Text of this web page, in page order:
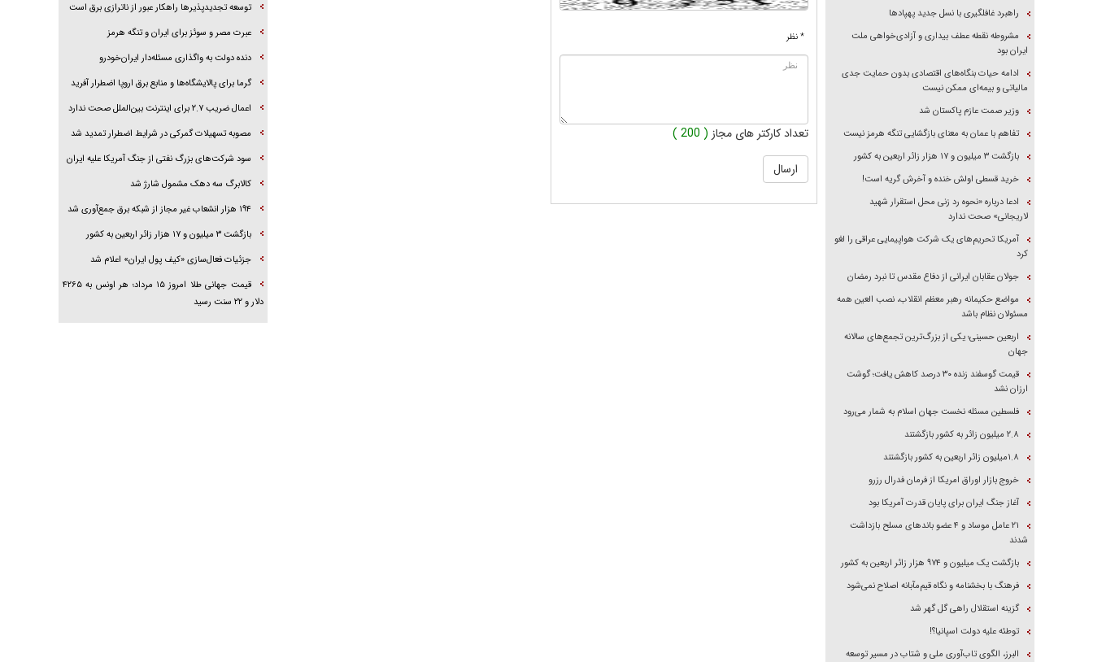
* نظر
تعداد کارکتر های مجاز ( 200 )
راهبرد غافلگیری با نسل جدید پهپاد‌ها
مشروطه نقطه عطف بیداری و آزادی‌خواهی ملت
ایران بود
ادامه حیات بنگاه‌های اقتصادی بدون حمایت جدی
مالیاتی و بیمه‌ای ممکن نیست
وزیر صمت عازم پاکستان شد
تفاهم با عمان به معنای بازگشایی تنگه هرمز نیست
بازگشت ۳ میلیون و ۱۷ هزار زائر اربعین به کشور
خرید قسطی اولش خنده و آخرش گریه است!
ادعا درباره «نحوه رد زنی محل استقرار شهید
لاریجانی» صحت ندارد
آمریکا تحریم‌های یک شرکت هواپیمایی عراقی را لغو
کرد
جولان عقابان ایرانی از دفاع مقدس تا نبرد رمضان
مواضع حکیمانه رهبر معظم انقلاب، نصب العین همه
مسئولان نظام باشد
اربعین حسینی؛ یکی از بزرگ‌ترین تجمع‌های سالانه
جهان
قیمت گوسفند زنده ۳۰ درصد کاهش یافت؛ گوشت
ارزان نشد
فلسطین مسئله نخست جهان اسلام به شمار می‌رود
۲.۸ میلیون زائر به کشور بازگشتند
۱.۸میلیون زائر اربعین به کشور بازگشتند
خروج بازار اوراق امریکا از فرمان فدرال رزرو
آغاز جنگ ایران برای پایان قدرت آمریکا بود
۲۱ عامل موساد و ۴ عضو باند‌های مسلح بازداشت
شدند
بازگشت یک میلیون و ۹۷۴ هزار زائر اربعین به کشور
فرهنگ با بخشنامه و نگاه قیم‌مآبانه اصلاح نمی‌شود
گزینه استقلال راهی گل گهر شد
توطئه علیه دولت اسپانیا؟!
البرز، الگوی تاب‌آوری ملی و شتاب در مسیر توسعه
توسعه تجدیدپذیر‌ها راهکار عبور از ناترازی برق است
عبرت مصر و سوئز برای ایران و تنگه هرمز
دنده دولت به واگذاری مسئله‌دار ایران‌خودرو
گرما برای پالایشگاه‌ها و منابع برق اروپا اضطرار آفرید
اعمال ضریب ۲.۷ برای اینترنت بین‌الملل صحت ندارد
مصوبه تسهیلات گمرکی در شرایط اضطرار تمدید شد
سود شرکت‌های بزرگ نفتی از جنگ آمریکا علیه ایران
کالابرگ سه دهک مشمول شارژ شد
۱۹۴ هزار انشعاب غیر مجاز از شبکه برق جمع‌آوری شد
بازگشت ۳ میلیون و ۱۷ هزار زائر اربعین به کشور
جزئیات فعال‌سازی «کیف پول ایران» اعلام شد
قیمت جهانی طلا امروز ۱۵ مرداد؛ هر اونس به ۴۲۶۵
دلار و ۲۲ سنت رسید